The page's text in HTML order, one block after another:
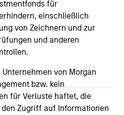
für
einschließlich
von Zeichnern und zur
und anderen
von Morgan
bzw. kein
für Verluste haftet, die
Zugriff auf Informationen
is for informational
contained herein does
be construed as an
or an offer to sell or a
any securities in any
offer or solicitation,
unlawful under the
laws of such jurisdiction.
including a loss of principal.